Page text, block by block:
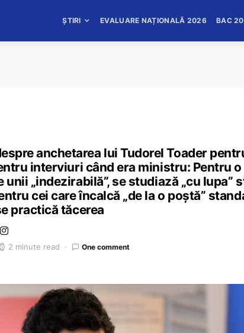
ȘTIRI EVALUARE NAȚIONALĂ 2026 BAC
anchetarea lui Tudorel Toader
interviuri când era ministru: Pentru o
„indezirabilă”, se studiază „cu lupa”
cei care încalcă „de la o poștă”
practică tăcerea
2 minute read One comment